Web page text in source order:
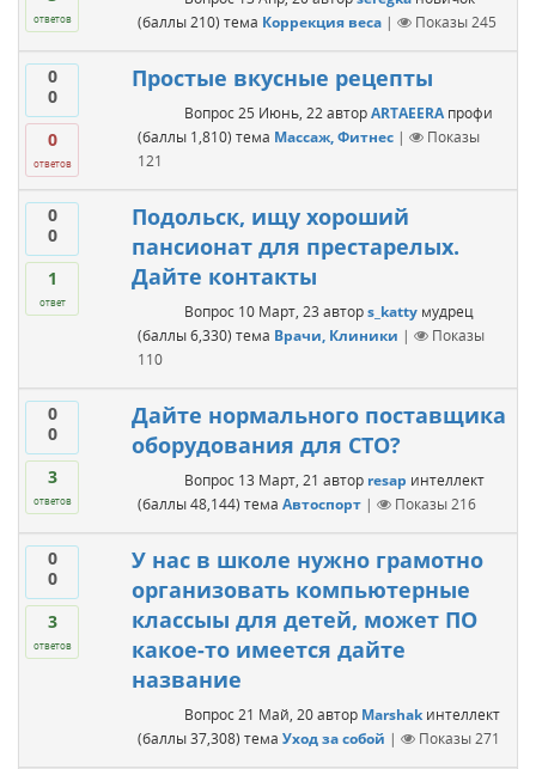
ответов
(баллы210) тема Коррекция веса | Показы245
0
0
0
ответов
Простые вкусные рецепты
Вопрос 25 Июнь, 22 авторARTAEERA профи
(баллы 1,810) тема Массаж, Фитнес |
Показы
121
0
0
1
ответ
Подольск, ищу хороший
пансионат для престарелых.
Дайте контакты
Вопрос 10 Март, 23 авторs_katty мудрец
(баллы6,330) тема Врачи, Клиники |
Показы
110
0
0
3
ответов
Дайте нормального поставщика
оборудования для СТО?
Вопрос 13 Март, 21 автор resap интеллект
(баллы48,144) тема Автоспорт | Показы216
0
0
3
ответов
У нас в школе нужно грамотно
организовать компьютерные
классыы для детей, может ПО
какое-то имеется дайте
название
Вопрос 21 Май, 20 автор Marshak интеллект
(баллы37,308) тема Уход за собой | Показы271